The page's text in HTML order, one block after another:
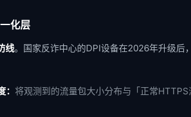
化层
线。国家反诈中心的DPI设备在2026年升级后
将观测到的流量包大小分布与「正常